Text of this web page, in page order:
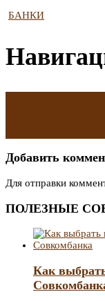
БАНКИ
Добавить
Для отправки
ПОЛЕЗНЫЕ
Как